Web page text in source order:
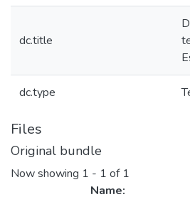
dc.title
dc.type
Files
Original bundle
Now showing 1 - 1 of 1
Name: